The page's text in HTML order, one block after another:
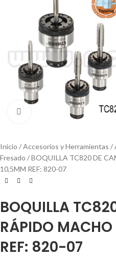
Click to enlarge
Inicio Accesorios y Herramientas
Fresado
BOQUILLA TC820 DE
10,5MM REF: 820-07
BOQUILLA
RÁPIDO
REF: 820-07